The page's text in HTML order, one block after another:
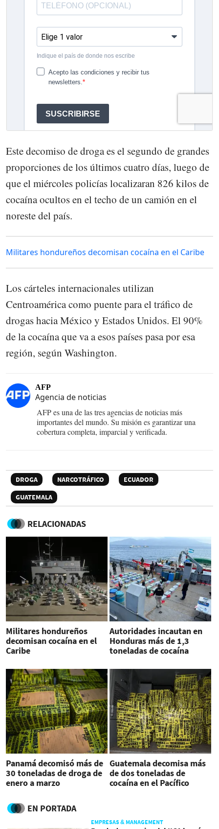
Este decomiso de droga es el segundo de grandes
proporciones de los últimos cuatro días, luego de
que el miércoles policías localizaran 826 kilos de
cocaína ocultos en el techo de un camión en el
noreste del país.
Militares hondureños decomisan cocaína en el Caribe
Los cárteles internacionales utilizan
Centroamérica como puente para el tráfico de
drogas hacia México y Estados Unidos. El 90%
de la cocaína que va a esos países pasa por esa
región, según Washington.
AFP
Agencia de noticias
AFP es una de las tres agencias de noticias más
importantes del mundo. Su misión es garantizar una
cobertura completa, imparcial y verificada.
DROGA NARCOTRÁFICO
ECUADOR
GUATEMALA
RELACIONADAS
Militares hondureños
decomisan cocaína en el
Caribe
Autoridades incautan en
Honduras más de 1,3
toneladas de cocaína
Panamá decomisó más de
30 toneladas de droga de
enero a marzo
Guatemala decomisa más
de dos toneladas de
cocaína en el Pacífico
EN PORTADA
EMPRESAS & MANAGEMENT